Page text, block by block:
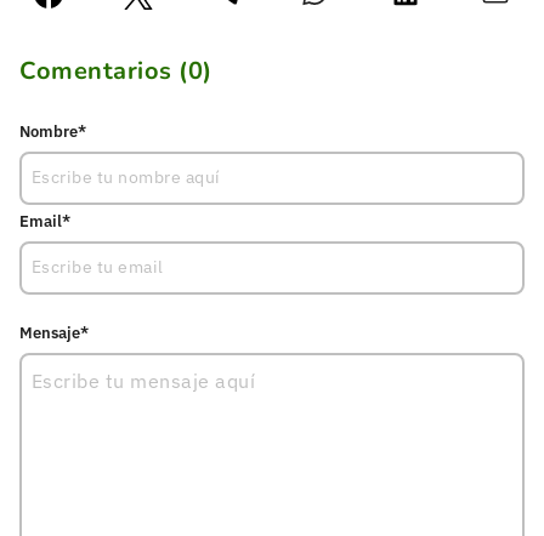
Comentarios (0)
Nombre*
Email*
Mensaje*